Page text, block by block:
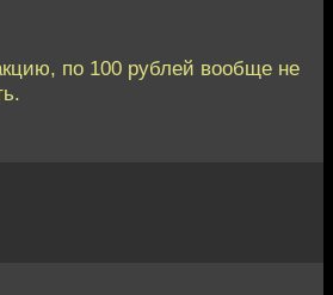
по 100 рублей вообще не